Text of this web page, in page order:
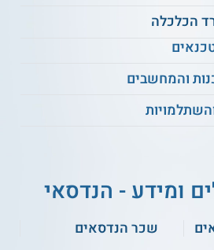
בקרת איכות
תורת הבקרה
הכלכלה
והמחשבים
ומידע - הנדסאי
שכר הנדסאים